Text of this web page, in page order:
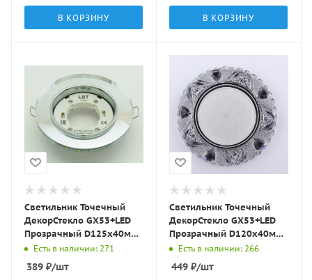
В КОРЗИНУ В КОРЗИНУ
Светильник Точечный
ДекорСтекло GX53+LED
Прозрачный D125х40мм
IP20 GX001L-1 LBT
Есть в наличии: 271
389 ₽/шт
Светильник Точечный
ДекорСтекло GX53+LED
Прозрачный D120х40мм
IP20 KG5319 LBT
Есть в наличии: 266
449 ₽/шт